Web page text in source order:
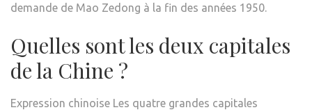
demande de Mao Zedong à la fin des années 1950.
Quelles sont les deux capitales
de la Chine ?
Expression chinoise Les quatre grandes capitales